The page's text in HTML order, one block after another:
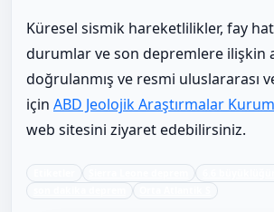
Küresel sismik hareketlilikler, fay
durumlar ve son depremlere ilişkin
doğrulanmış ve resmi uluslararası
için ABD Jeolojik Araştırmalar
web sitesini ziyaret edebilirsiniz.